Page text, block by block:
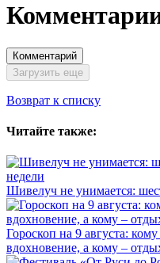
Комментарий
Загрузить еще
Возврат к списку
Читайте также:
Шивелуч не унимается:
Гороскоп на 9 августа:
вдохновение, а кому –